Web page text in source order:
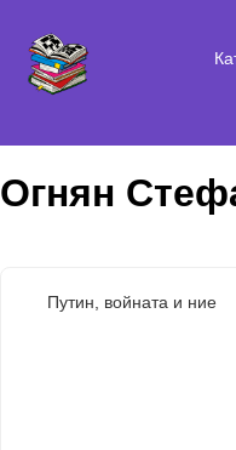
Огнян
Путин, войната и ние